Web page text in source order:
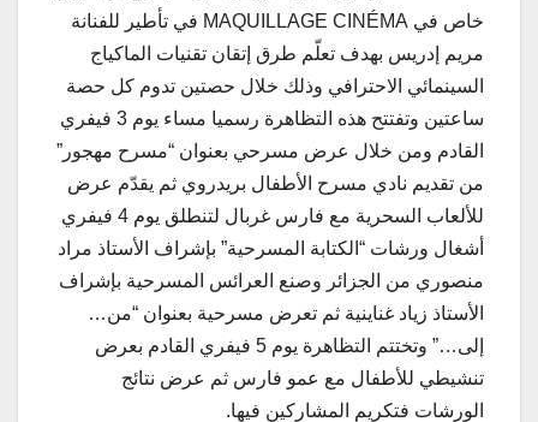
خاص في MAQUILLAGE CINÉMA في تأطير للفنانة
مريم إدريس بهدف تعلّم طرق إتقان تقنيات الماكياج
السينمائي الاحترافي وذلك خلال حصتين تدوم كل حصة
ساعتين وتفتتح هذه التظاهرة رسميا مساء يوم 3 فيفري
القادم ومن خلال عرض مسرحي بعنوان “مسرح مهجور”
من تقديم نادي مسرح الأطفال بريدروي ثم يقدّم عرض
للألعاب السحرية مع فارس غربال لتنطلق يوم 4 فيفري
أشغال ورشات “الكتابة المسرحية” بإشراف الأستاذ مراد
منصوري من الجزائر وصنع العرائس المسرحية بإشراف
الأستاذ زياد غناينية ثم تعرض مسرحية بعنوان “من…
إلى…” وتختتم التظاهرة يوم 5 فيفري القادم بعرض
تنشيطي للأطفال مع عمو فارس ثم عرض نتائج
الورشات فتكريم المشاركين فيها.